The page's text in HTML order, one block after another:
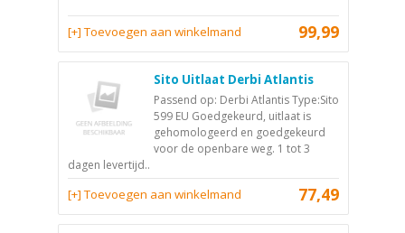
99,99
[+] Toevoegen aan winkelmand
Sito Uitlaat Derbi Atlantis
Passend op: Derbi Atlantis Type:Sito
599 EU Goedgekeurd, uitlaat is
gehomologeerd en goedgekeurd
voor de openbare weg. 1 tot 3
dagen levertijd..
77,49
[+] Toevoegen aan winkelmand